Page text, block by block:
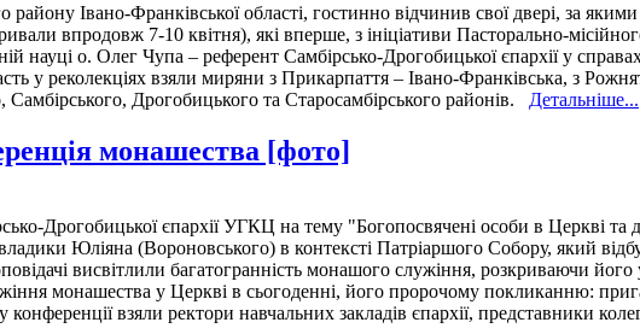
Івано-Франківської області, гостинно відчинив свої двері, за
впродовж 7-10 квітня), які вперше, з ініціативи Пасторально-
науці о. Олег Чупа – референт Самбірсько-Дрогобицької єпархії у справах
у реколекціях взяли миряни з Прикарпаття – Івано-Франківська, з
Дрогобицького та Старосамбірського районів. Детальніше...
монашества [фото]
Дрогобицької єпархії УГКЦ на тему "Богопосвячені особи в Церкві
Юліяна (Вороновського) в контексті Патріаршого Собору, який
висвітлили багатогранність монашого служіння, розкриваючи його
монашества у Церкві в сьогоденні, його пророчому покликанню:
взяли ректори навчальних закладів єпархії, представники